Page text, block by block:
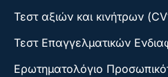
Τεστ αξιών και κινήτρων
Τεστ Επαγγελματικών
Ερωτηματολόγιο